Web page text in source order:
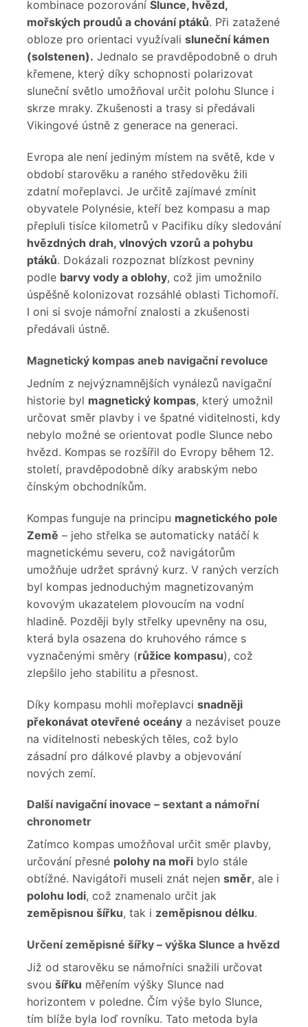
kombinace pozorování Slunce, hvězd,
mořských proudů a chování ptáků. Při zatažené
obloze pro orientaci využívali sluneční kámen
(solstenen). Jednalo se pravděpodobně o druh
křemene, který díky schopnosti polarizovat
sluneční světlo umožňoval určit polohu Slunce i
skrze mraky. Zkušenosti a trasy si předávali
Vikingové ústně z generace na generaci.
Evropa ale není jediným místem na světě, kde v
období starověku a raného středověku žili
zdatní mořeplavci. Je určitě zajímavé zmínit
obyvatele Polynésie, kteří bez kompasu a map
přepluli tisíce kilometrů v Pacifiku díky sledování
hvězdných drah, vlnových vzorů a pohybu
ptáků. Dokázali rozpoznat blízkost pevniny
podle barvy vody a oblohy, což jim umožnilo
úspěšně kolonizovat rozsáhlé oblasti Tichomoří.
I oni si svoje námořní znalosti a zkušenosti
předávali ústně.
Magnetický kompas aneb navigační revoluce
Jedním z nejvýznamnějších vynálezů navigační
historie byl magnetický kompas, který umožnil
určovat směr plavby i ve špatné viditelnosti, kdy
nebylo možné se orientovat podle Slunce nebo
hvězd. Kompas se rozšířil do Evropy během 12.
století, pravděpodobně díky arabským nebo
čínským obchodníkům.
Kompas funguje na principu magnetického pole
Země – jeho střelka se automaticky natáčí k
magnetickému severu, což navigátorům
umožňuje udržet správný kurz. V raných verzích
byl kompas jednoduchým magnetizovaným
kovovým ukazatelem plovoucím na vodní
hladině. Později byly střelky upevněny na osu,
která byla osazena do kruhového rámce s
vyznačenými směry (růžice kompasu), což
zlepšilo jeho stabilitu a přesnost.
Díky kompasu mohli mořeplavci snadněji
překonávat otevřené oceány a nezáviset pouze
na viditelnosti nebeských těles, což bylo
zásadní pro dálkové plavby a objevování
nových zemí.
Další navigační inovace – sextant a námořní
chronometr
Zatímco kompas umožňoval určit směr plavby,
určování přesné polohy na moři bylo stále
obtížné. Navigátoři museli znát nejen směr, ale i
polohu lodi, což znamenalo určit jak
zeměpisnou šířku, tak i zeměpisnou délku.
Určení zeměpisné šířky – výška Slunce a hvězd
Již od starověku se námořníci snažili určovat
svou šířku měřením výšky Slunce nad
horizontem v poledne. Čím výše bylo Slunce,
tím blíže byla loď rovníku. Tato metoda byla